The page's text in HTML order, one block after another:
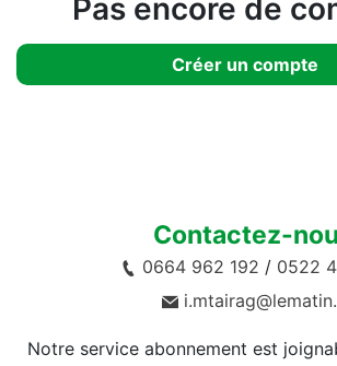
Pas encore de
Créer un compte
Contactez-
0664 962 192 / 0522
Notre service abonnement est